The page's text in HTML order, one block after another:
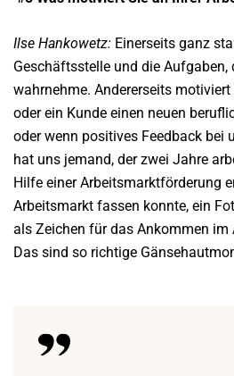
Ilse Hankowetz: Einerseits ganz
Geschäftsstelle und die Aufgaben,
wahrnehme. Andererseits
oder ein Kunde einen neuen
oder wenn positives Feedback bei
hat uns jemand, der zwei Jahre
Hilfe einer Arbeitsmarktförderung
Arbeitsmarkt fassen konnte, ein
als Zeichen für das Ankommen
Das sind so richtige